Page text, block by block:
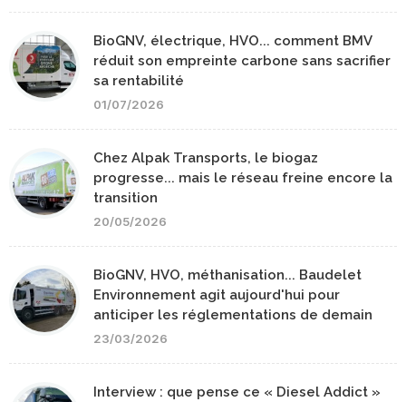
BioGNV, électrique, HVO... comment BMV
réduit son empreinte carbone sans sacrifier
sa rentabilité
01/07/2026
Chez Alpak Transports, le biogaz
progresse... mais le réseau freine encore la
transition
20/05/2026
BioGNV, HVO, méthanisation... Baudelet
Environnement agit aujourd'hui pour
anticiper les réglementations de demain
23/03/2026
Interview : que pense ce « Diesel Addict »